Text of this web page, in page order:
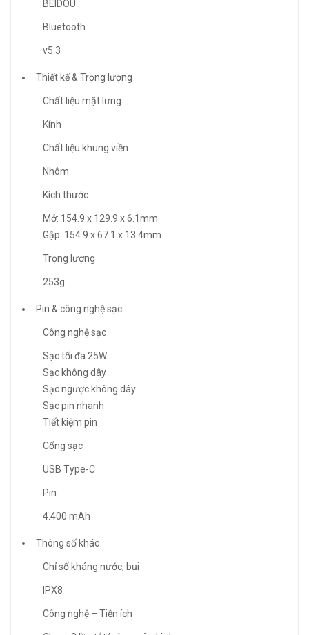
BEIDOU
Bluetooth
v5.3
Thiết kế & Trọng lượng
Chất liệu mặt lưng
Kính
Chất liệu khung viền
Nhôm
Kích thước
Mở: 154.9 x 129.9 x 6.1mm
Gập: 154.9 x 67.1 x 13.4mm
Trọng lượng
253g
Pin & công nghệ sạc
Công nghệ sạc
Sạc tối đa 25W
Sạc không dây
Sạc ngược không dây
Sạc pin nhanh
Tiết kiệm pin
Cổng sạc
USB Type-C
Pin
4.400 mAh
Thông số khác
Chỉ số kháng nước, bụi
IPX8
Công nghệ – Tiện ích